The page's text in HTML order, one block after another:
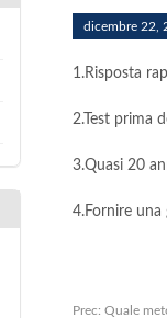
dicembre 22,
1.Risposta
2.Test prima
3.Quasi 20
4.Fornire
Prec: Quale